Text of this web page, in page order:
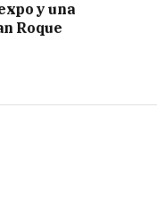
y una
Roque